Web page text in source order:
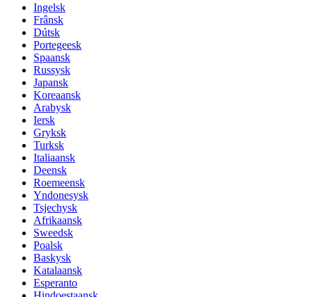
Ingelsk
Frânsk
Dútsk
Portegeesk
Spaansk
Russysk
Japansk
Koreaansk
Arabysk
Iersk
Gryksk
Turksk
Italiaansk
Deensk
Roemeensk
Yndonesysk
Tsjechysk
Afrikaansk
Sweedsk
Poalsk
Baskysk
Katalaansk
Esperanto